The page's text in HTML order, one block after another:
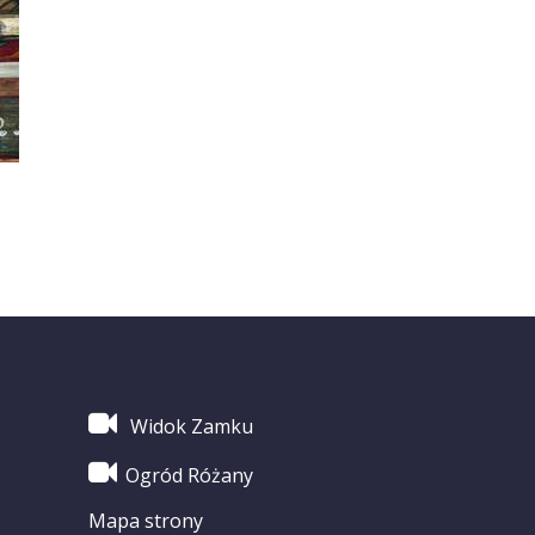
Widok Zamku
Ogród Różany
Mapa strony